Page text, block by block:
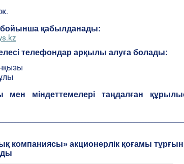
бойынша қабылданады:
телефондар арқылы алуға болады:
мен міндеттемелері таңдалған
компаниясы» акционерлік қоғамы